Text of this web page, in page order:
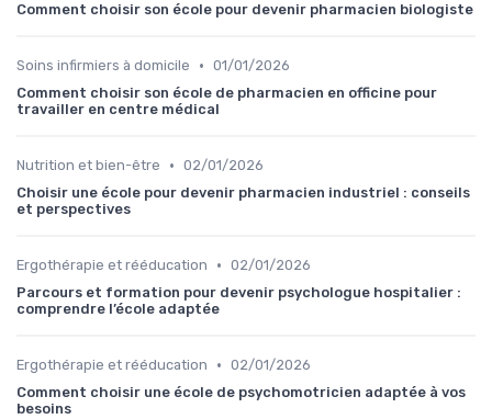
Comment choisir son école pour devenir pharmacien biologiste
Soins infirmiers à domicile • 01/01/2026
Comment choisir son école de pharmacien en officine pour
travailler en centre médical
Nutrition et bien-être • 02/01/2026
Choisir une école pour devenir pharmacien industriel : conseils
et perspectives
Ergothérapie et rééducation • 02/01/2026
Parcours et formation pour devenir psychologue hospitalier :
comprendre l’école adaptée
Ergothérapie et rééducation • 02/01/2026
Comment choisir une école de psychomotricien adaptée à vos
besoins